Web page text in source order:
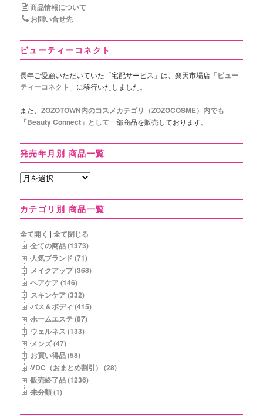
商品情報について
お問い合せ先
ビューティーコネクト
長年ご愛顧いただいていた「宅配サービス」は、楽天市場店「ビュー
ティーコネクト 」に移行いたしました。
また、ZOZOTOWN内のコスメカテゴリ（ZOZOCOSME）内でも
「Beauty Connect」として一部商品を販売しております。
発売年月別 商品一覧
発
年
月
別
商
品
一
覧
カテゴリ別 商品一覧
全て開く |全て閉じる
全ての商品 (1373)
人気ブランド (71)
メイクアップ (368)
ヘアケア (146)
スキンケア (332)
バス＆ボディ (415)
ホームエステ (87)
ウェルネス (133)
メンズ (47)
お買い得品 (58)
VDC（おまとめ割引） (28)
販売終了品 (1236)
未分類 (1)